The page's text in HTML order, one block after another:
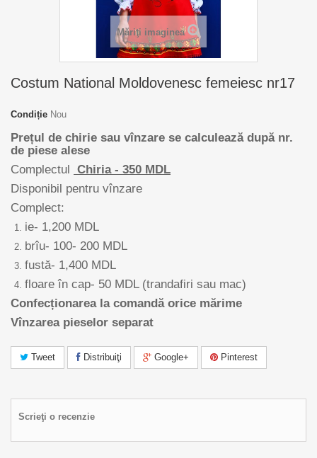
Măriţi imaginea
Costum National Moldovenesc femeiesc nr17
Condiție Nou
Prețul de chirie sau vînzare se calculează după nr.
de piese alese
Complectul Chiria - 350 MDL
Disponibil pentru vînzare
Complect:
ie- 1,200 MDL
brîu- 100- 200 MDL
fustă- 1,400 MDL
floare în cap- 50 MDL (trandafiri sau mac)
Confecționarea la comandă orice mărime
Vînzarea pieselor separat
Tweet Distribuiţi Google+ Pinterest
Scrieţi o recenzie